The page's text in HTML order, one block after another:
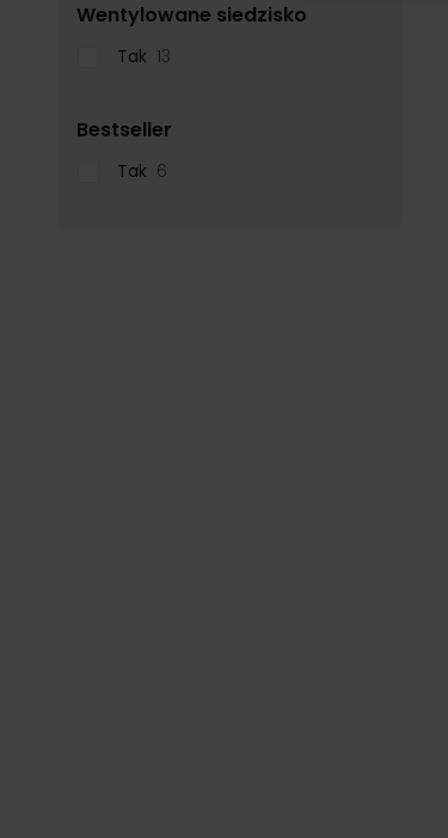
Wentylowane siedzisko
Tak 13
Bestseller
Tak 6